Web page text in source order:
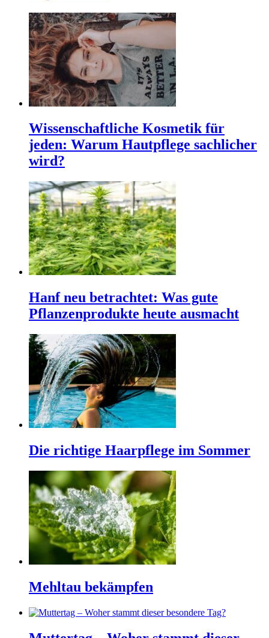
Wissenschaftliche Kosmetik für
jeden: Warum Hautpflege sachlicher
wird?
Hanf neu betrachtet: Was gute
Pflanzenprodukte heute ausmacht
Die richtige Haarpflege im Sommer
Mehltau bekämpfen